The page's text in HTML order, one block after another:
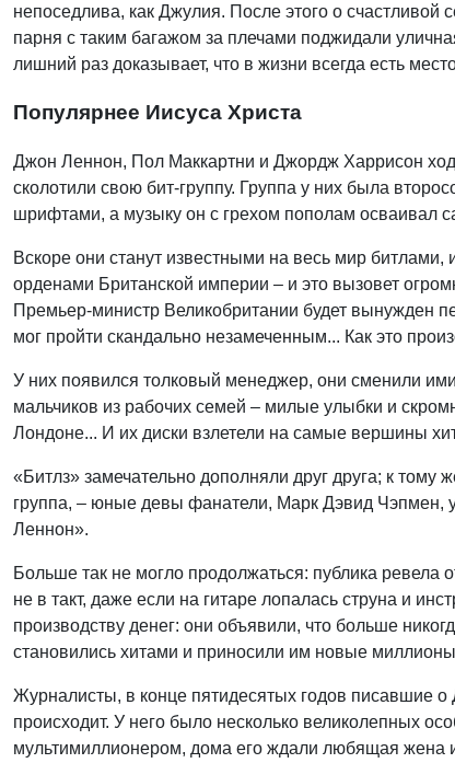
непоседлива, как Джулия. После этого о
парня с таким багажом за плечами поджидали
лишний раз доказывает, что в жизни всегда есть
Популярнее Иисуса Христа
Джон Леннон, Пол Маккартни и Джордж Харрисон
сколотили свою бит-группу. Группа у них была
шрифтами, а музыку он с грехом пополам осваивал
Вскоре они станут известными на весь мир
орденами Британской империи – и это вызовет
Премьер-министр Великобритании будет вынужден
мог пройти скандально незамеченным... Как это
У них появился толковый менеджер, они сменили
мальчиков из рабочих семей – милые улыбки и
Лондоне... И их диски взлетели на самые вершины
«Битлз» замечательно дополняли друг друга; к тому
группа, – юные девы фанатели, Марк Дэвид Чэпмен,
Леннон».
Больше так не могло продолжаться: публика
не в такт, даже если на гитаре лопалась струна и
производству денег: они объявили, что больше
становились хитами и приносили им новые
Журналисты, в конце пятидесятых годов писавшие
происходит. У него было несколько великолепных
мультимиллионером, дома его ждали любящая жена